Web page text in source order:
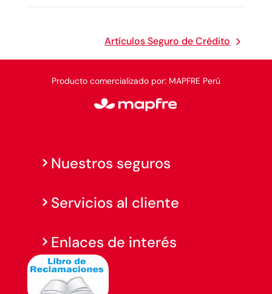
Artículos Seguro de Crédito
Producto comercializado por: MAPFRE Perú
Nuestros seguros
Servicios al cliente
Enlaces de interés